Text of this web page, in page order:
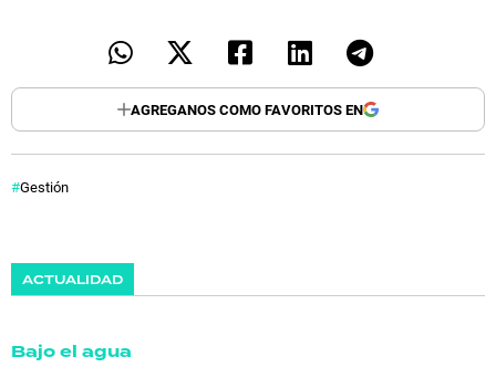
AGREGANOS COMO FAVORITOS EN
Gestión
ACTUALIDAD
Bajo el agua